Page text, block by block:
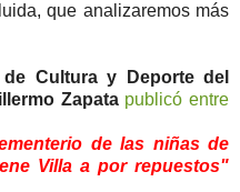
que analizaremos más
de Cultura y Deporte del
Zapata publicó entre
de las niñas de
Villa a por repuestos"